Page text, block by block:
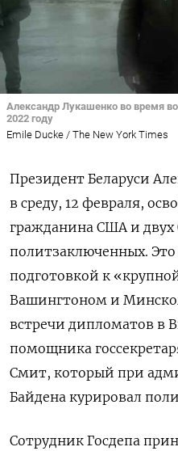
Александр Лукашенко во время
2022 году
Emile Ducke / The New York Times
Президент Беларуси
в среду, 12 февраля,
гражданина США и двух
политзаключенных.
подготовкой к
Вашингтоном и
встречи дипломатов в
помощника
Смит, который при
Байдена курировал
Сотрудник Госдепа